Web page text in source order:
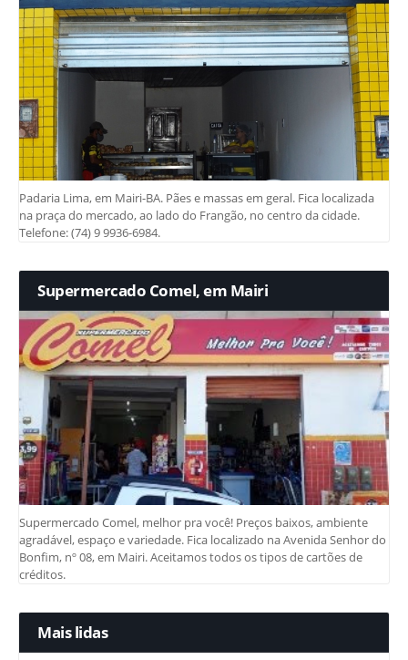
Padaria Lima, em Mairi-BA. Pães e massas em geral. Fica localizada
na praça do mercado, ao lado do Frangão, no centro da cidade.
Telefone: (74) 9 9936-6984.
Supermercado Comel, em Mairi
Supermercado Comel, melhor pra você! Preços baixos, ambiente
agradável, espaço e variedade. Fica localizado na Avenida Senhor do
Bonfim, nº 08, em Mairi. Aceitamos todos os tipos de cartões de
créditos.
Mais lidas